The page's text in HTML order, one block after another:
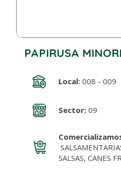
PAPIRUSA
Local:008 - 009
Sector:09
SALSAS, CANES